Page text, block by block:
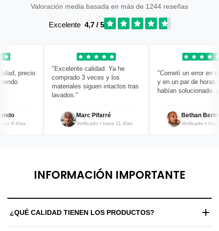
Valoración media basada en más de 1244 reseñas
Excelente 4,7 / 5
precio
9 días
"Excelente calidad. Ya he
comprado 3 veces y los
materiales siguen intactos tras
lavados."
Marc Pifarré
Verificado • hace 11 días
"Cometí un error en mi
y en un par de horas ya
habían solucionado.
Bethan
Verificado • hace
INFORMACIÓN IMPORTANTE
¿QUÉ CALIDAD TIENEN LOS PRODUCTOS?